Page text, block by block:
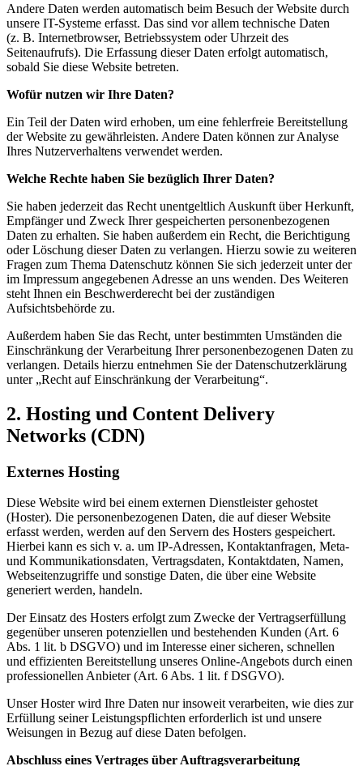
Andere Daten werden automatisch beim Besuch der Website durch
unsere IT-Systeme erfasst. Das sind vor allem technische Daten
(z. B. Internetbrowser, Betriebssystem oder Uhrzeit des
Seitenaufrufs). Die Erfassung dieser Daten erfolgt automatisch,
sobald Sie diese Website betreten.
Wofür nutzen wir Ihre Daten?
Ein Teil der Daten wird erhoben, um eine fehlerfreie Bereitstellung
der Website zu gewährleisten. Andere Daten können zur Analyse
Ihres Nutzerverhaltens verwendet werden.
Welche Rechte haben Sie bezüglich Ihrer Daten?
Sie haben jederzeit das Recht unentgeltlich Auskunft über Herkunft,
Empfänger und Zweck Ihrer gespeicherten personenbezogenen
Daten zu erhalten. Sie haben außerdem ein Recht, die Berichtigung
oder Löschung dieser Daten zu verlangen. Hierzu sowie zu weiteren
Fragen zum Thema Datenschutz können Sie sich jederzeit unter der
im Impressum angegebenen Adresse an uns wenden. Des Weiteren
steht Ihnen ein Beschwerderecht bei der zuständigen
Aufsichtsbehörde zu.
Außerdem haben Sie das Recht, unter bestimmten Umständen die
Einschränkung der Verarbeitung Ihrer personenbezogenen Daten zu
verlangen. Details hierzu entnehmen Sie der Datenschutzerklärung
unter „Recht auf Einschränkung der Verarbeitung“.
2. Hosting und Content Delivery
Networks (CDN)
Externes Hosting
Diese Website wird bei einem externen Dienstleister gehostet
(Hoster). Die personenbezogenen Daten, die auf dieser Website
erfasst werden, werden auf den Servern des Hosters gespeichert.
Hierbei kann es sich v. a. um IP-Adressen, Kontaktanfragen, Meta-
und Kommunikationsdaten, Vertragsdaten, Kontaktdaten, Namen,
Webseitenzugriffe und sonstige Daten, die über eine Website
generiert werden, handeln.
Der Einsatz des Hosters erfolgt zum Zwecke der Vertragserfüllung
gegenüber unseren potenziellen und bestehenden Kunden (Art. 6
Abs. 1 lit. b DSGVO) und im Interesse einer sicheren, schnellen
und effizienten Bereitstellung unseres Online-Angebots durch einen
professionellen Anbieter (Art. 6 Abs. 1 lit. f DSGVO).
Unser Hoster wird Ihre Daten nur insoweit verarbeiten, wie dies zur
Erfüllung seiner Leistungspflichten erforderlich ist und unsere
Weisungen in Bezug auf diese Daten befolgen.
Abschluss eines Vertrages über Auftragsverarbeitung